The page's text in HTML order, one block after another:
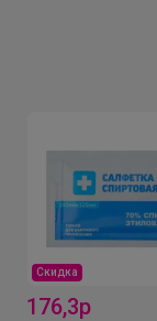
Скидка
176,3р